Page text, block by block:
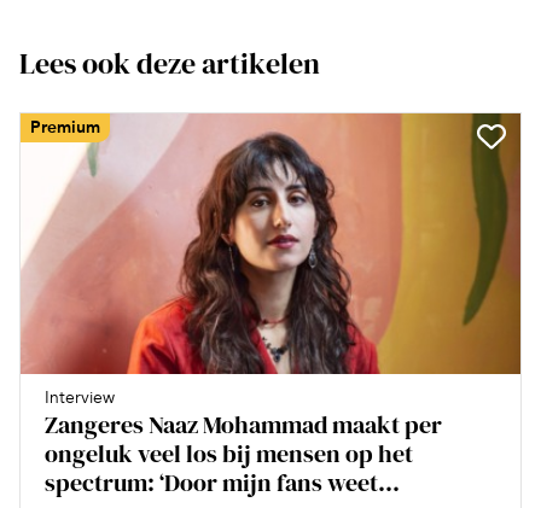
Lees ook deze artikelen
Premium
Interview
Zangeres Naaz Mohammad maakt per
ongeluk veel los bij mensen op het
spectrum: ‘Door mijn fans weet...